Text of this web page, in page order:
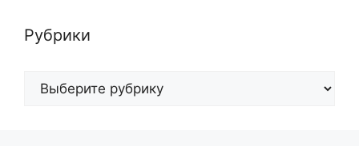
Рубрики
Рубрики